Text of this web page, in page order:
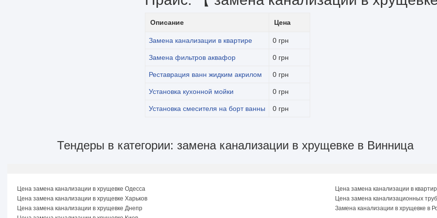
Описание Цена
Замена канализации в квартире 0 грн
Замена фильтров аквафор 0 грн
Реставрация ванн жидким акрилом 0 грн
Установка кухонной мойки 0 грн
Установка смесителя на борт ванны 0 грн
Тендеры в категории: замена канализации в хрущевке в Винница
Цена замена канализации в хрущевке Одесса
Цена замена канализации в хрущевке Харьков
Цена замена канализации в хрущевке Днепр
Цена замена канализации в
Цена замена канализационных труб
Замена канализации в хрущевке в